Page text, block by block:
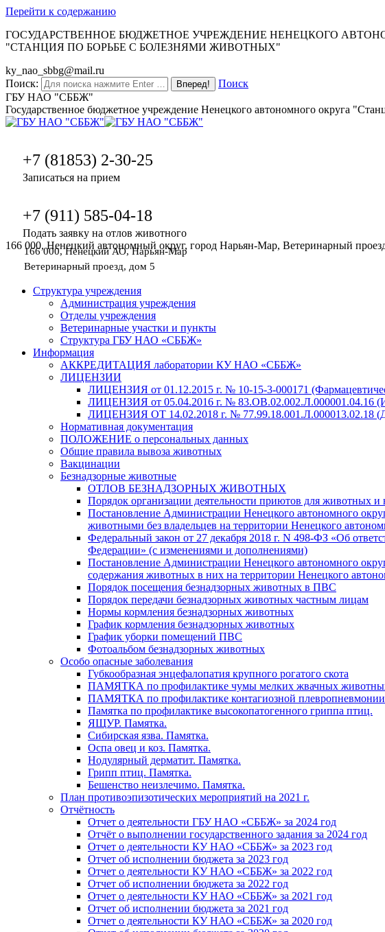
Перейти к содержанию
ГОСУДАРСТВЕННОЕ БЮДЖЕТНОЕ УЧРЕЖДЕНИЕ НЕНЕЦКОГО
"СТАНЦИЯ ПО БОРЬБЕ С БОЛЕЗНЯМИ ЖИВОТНЫХ"
ky_nao_sbbg@mail.ru
Поиск:
Поиск
ГБУ НАО "СББЖ"
Государственное бюджетное учреждение Ненецкого автономного округа
+7 (81853) 2-30-25
Записаться на прием
+7 (911) 585-04-18
Подать заявку на отлов животного
166 000, Ненецкий автономный округ, город Нарьян-Мар, Ветеринарный
166 000, Ненецкий АО, Нарьян-Мар
Ветеринарный проезд, дом 5
Структура учреждения
Администрация учреждения
Отделы учреждения
Ветеринарные участки и пункты
Структура ГБУ НАО «СББЖ»
Информация
АККРЕДИТАЦИЯ лаборатории КУ НАО «СББЖ»
ЛИЦЕНЗИИ
ЛИЦЕНЗИЯ от 01.12.2015 г. № 10-15-3-000171
ЛИЦЕНЗИЯ от 05.04.2016 г. № 83.ОВ.02.002.Л.000001.04.16
ЛИЦЕНЗИЯ ОТ 14.02.2018 г. № 77.99.18.001.Л.000013.02.18
Нормативная документация
ПОЛОЖЕНИЕ о персональных данных
Общие правила вывоза животных
Вакцинации
Безнадзорные животные
ОТЛОВ БЕЗНАДЗОРНЫХ ЖИВОТНЫХ
Порядок организации деятельности приютов для животных
Постановление Администрации Ненецкого автономного
животными без владельцев на территории Ненецкого
Федеральный закон от 27 декабря 2018 г. N 498-ФЗ «Об
Федерации» (с изменениями и дополнениями)
Постановление Администрации Ненецкого автономного
содержания животных в них на территории Ненецкого
Порядок посещения безнадзорных животных в ПВС
Порядок передачи безнадзорных животных частным лицам
Нормы кормления безнадзорных животных
График кормления безнадзорных животных
График уборки помещений ПВС
Фотоальбом безнадзорных животных
Особо опасные заболевания
Губкообразная энцефалопатия крупного рогатого скота
ПАМЯТКА по профилактике чумы мелких жвачных
ПАМЯТКА по профилактике контагиозной
Памятка по профилактике высокопатогенного гриппа птиц.
ЯЩУР. Памятка.
Сибирская язва. Памятка.
Оспа овец и коз. Памятка.
Нодулярный дерматит. Памятка.
Грипп птиц. Памятка.
Бешенство неизлечимо. Памятка.
План противоэпизотических мероприятий на 2021 г.
Отчётность
Отчет о деятельности ГБУ НАО «СББЖ» за 2024 год
Отчёт о выполнении государственного задания за 2024 год
Отчет о деятельности КУ НАО «СББЖ» за 2023 год
Отчет об исполнении бюджета за 2023 год
Отчет о деятельности КУ НАО «СББЖ» за 2022 год
Отчет об исполнении бюджета за 2022 год
Отчет о деятельности КУ НАО «СББЖ» за 2021 год
Отчет об исполнении бюджета за 2021 год
Отчет о деятельности КУ НАО «СББЖ» за 2020 год